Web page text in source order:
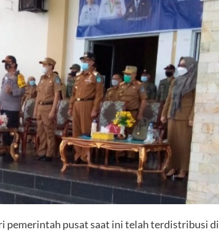
pemerintah pusat saat ini telah terdistribusi di